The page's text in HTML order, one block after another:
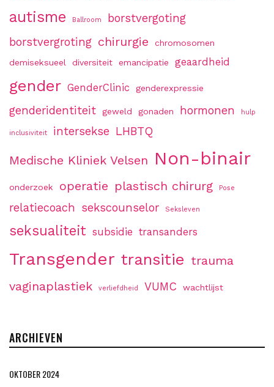
autisme Ballroom
borstvergoting
borstvergroting chirurgie
chromosomen
demiseksueel
diversiteit emancipatie geaardheid
gender GenderClinic genderexpressie
genderidentiteit geweld gonaden hormonen hulp
inclusiviteit intersekse LHBTQ
Medische Kliniek Velsen Non-binair
onderzoek operatie plastisch chirurg Pose
relatiecoach sekscounselor Seksleven
seksualiteit subsidie transanders
Transgender transitie trauma
vaginaplastiek
verliefdheid VUMC wachtlijst
ARCHIEVEN
OKTOBER 2024